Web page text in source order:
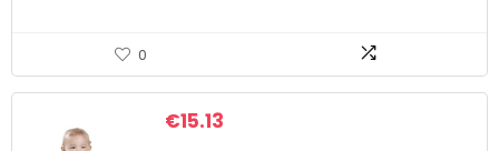
0
€15.13